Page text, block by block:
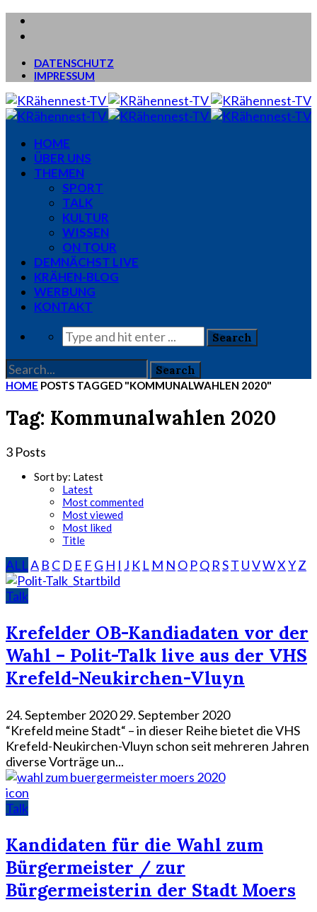
DATENSCHUTZ
IMPRESSUM
HOME
ÜBER UNS
THEMEN
SPORT
TALK
KULTUR
WISSEN
ON TOUR
DEMNÄCHST LIVE
KRÄHEN-BLOG
WERBUNG
KONTAKT
HOME POSTS TAGGED "KOMMUNALWAHLEN 2020"
Tag: Kommunalwahlen 2020
3 Posts
Sort by: Latest
Latest
Most commented
Most viewed
Most liked
Title
ALLA B C D E F G H I J K L M N O PQ RST UVWXYZ
Talk
Krefelder OB-Kandiadaten vor der
Wahl – Polit-Talk live aus der VHS
Krefeld-Neukirchen-Vluyn
24. September 202029. September 2020
“Krefeld meine Stadt“ – in dieser Reihe bietet die VHS
Krefeld-Neukirchen-Vluyn schon seit mehreren Jahren
diverse Vorträge un...
icon
Talk
Kandidaten für die Wahl zum
Bürgermeister / zur
Bürgermeisterin der Stadt Moers